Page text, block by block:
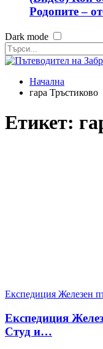
Родопите –
Dark mode
Начална
гара Тръстиково
Етикет:
Експедиция Железен
Експедиция
Студ и…